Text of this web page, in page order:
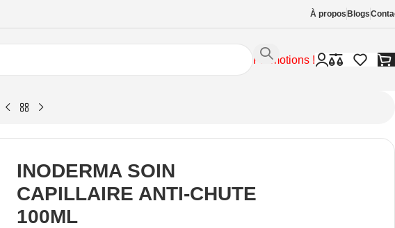
À propos Blogs
Promotions !
INODERMA SOIN
CAPILLAIRE ANTI-CHUTE
100ML